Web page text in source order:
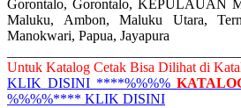
Gorontalo, Gorontalo, KEPULAUAN
Maluku, Ambon, Maluku Utara,
Manokwari, Papua, Jayapura
Untuk Katalog Cetak Bisa Dilihat di
KLIK DISINI ****%%%%
%%%%**** KLIK DISINI